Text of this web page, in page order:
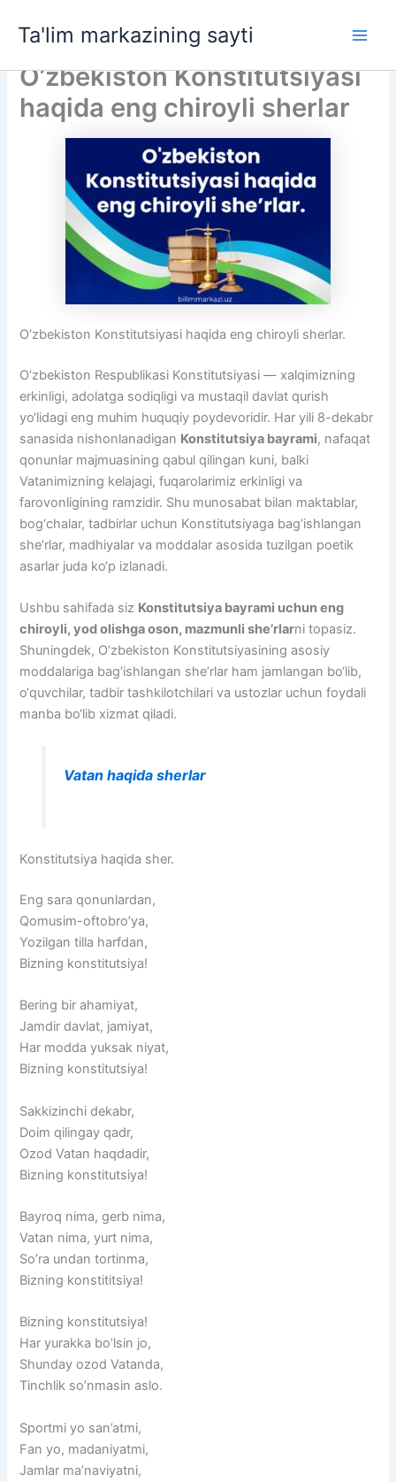
Ta'lim markazining sayti
O’zbekiston Konstitutsiyasi
haqida eng chiroyli sherlar
O’zbekiston Konstitutsiyasi haqida eng chiroyli sherlar.
O‘zbekiston Respublikasi Konstitutsiyasi — xalqimizning
erkinligi, adolatga sodiqligi va mustaqil davlat qurish
yo‘lidagi eng muhim huquqiy poydevoridir. Har yili 8-dekabr
sanasida nishonlanadigan Konstitutsiya bayrami, nafaqat
qonunlar majmuasining qabul qilingan kuni, balki
Vatanimizning kelajagi, fuqarolarimiz erkinligi va
farovonligining ramzidir. Shu munosabat bilan maktablar,
bog‘chalar, tadbirlar uchun Konstitutsiyaga bag‘ishlangan
she’rlar, madhiyalar va moddalar asosida tuzilgan poetik
asarlar juda ko‘p izlanadi.
Ushbu sahifada siz Konstitutsiya bayrami uchun eng
chiroyli, yod olishga oson, mazmunli she’rlarni topasiz.
Shuningdek, O‘zbekiston Konstitutsiyasining asosiy
moddalariga bag‘ishlangan she’rlar ham jamlangan bo‘lib,
o‘quvchilar, tadbir tashkilotchilari va ustozlar uchun foydali
manba bo‘lib xizmat qiladi.
Vatan haqida sherlar
Konstitutsiya haqida sher.
Eng sara qonunlardan,
Qomusim-oftobro’ya,
Yozilgan tilla harfdan,
Bizning konstitutsiya!
Bering bir ahamiyat,
Jamdir davlat, jamiyat,
Har modda yuksak niyat,
Bizning konstitutsiya!
Sakkizinchi dekabr,
Doim qilingay qadr,
Ozod Vatan haqdadir,
Bizning konstitutsiya!
Bayroq nima, gerb nima,
Vatan nima, yurt nima,
So’ra undan tortinma,
Bizning konstititsiya!
Bizning konstitutsiya!
Har yurakka bo’lsin jo,
Shunday ozod Vatanda,
Tinchlik so’nmasin aslo.
Sportmi yo san’atmi,
Fan yo, madaniyatmi,
Jamlar ma’naviyatni,